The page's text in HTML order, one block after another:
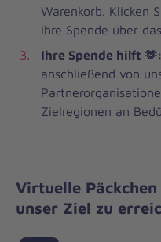
Warenkorb. Klicken
Ihre Spende über
Ihre Spende hilft 🫶:
anschließend von
Zielregionen an
Virtuelle
unser Ziel zu